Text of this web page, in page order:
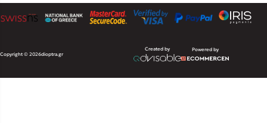
Copyright © 2026dioptra.gr
Created by Powered by